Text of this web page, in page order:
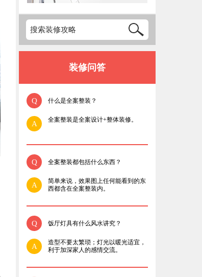
装修问答
Q 什么是全案整装？
A 全案整装是全案设计+整体装修。
Q 全案整装都包括什么东西？
A
简单来说，效果图上任何能看到的东
西都含在全案整装内。
Q 饭厅灯具有什么风水讲究？
A
造型不要太繁琐；灯光以暖光适宜，
利于加深家人的感情交流。